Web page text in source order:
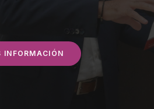
INFORMACIÓN